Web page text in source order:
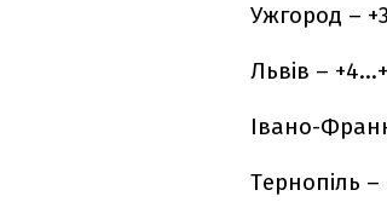
Ужгород –
Львів –
Івано-
Тернопіль –